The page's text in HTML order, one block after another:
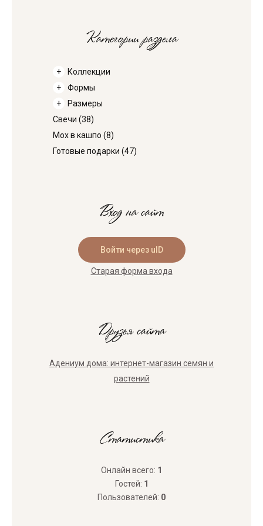
Категории раздела
Коллекции
Формы
Размеры
Свечи (38)
Мох в кашпо (8)
Готовые подарки (47)
Вход на сайт
Войти через uID
Старая форма входа
Друзья сайта
Адениум дома: интернет-магазин семян и
растений
Статистика
Онлайн всего: 1
Гостей: 1
Пользователей: 0